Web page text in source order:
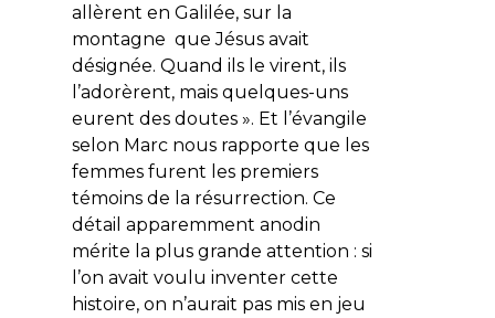
allèrent en Galilée, sur la
montagne que Jésus avait
désignée. Quand ils le virent, ils
l’adorèrent, mais quelques-uns
eurent des doutes». Et l’évangile
selon Marc nous rapporte que les
femmes furent les premiers
témoins de la résurrection. Ce
détail apparemment anodin
mérite la plus grande attention : si
l’on avait voulu inventer cette
histoire, on n’aurait pas mis en jeu